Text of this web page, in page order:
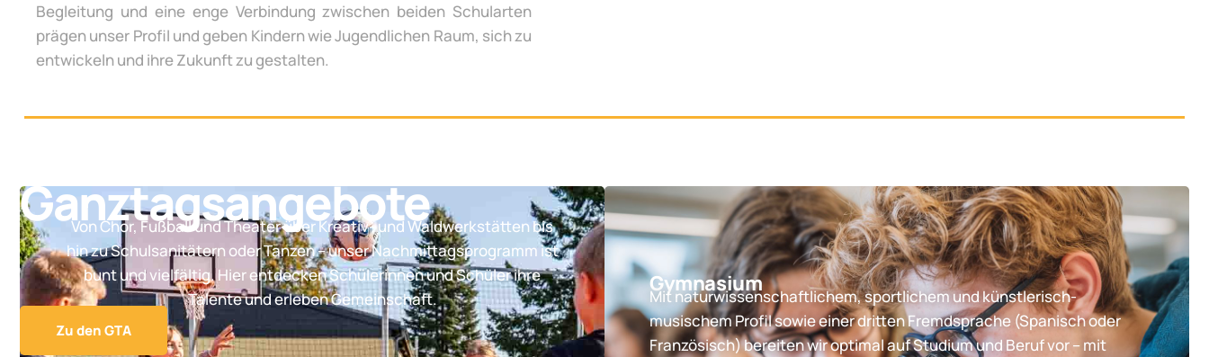
Begleitung und eine enge Verbindung zwischen beiden Schularten
prägen unser Profil und geben Kindern wie Jugendlichen Raum, sich zu
entwickeln und ihre Zukunft zu gestalten.
Ganztagsangebote
Von Chor, Fußball und Theater über Kreativ- und Waldwerkstätten bis
hin zu Schulsanitätern oder Tanzen – unser Nachmittagsprogramm ist
bunt und vielfältig. Hier entdecken Schülerinnen und Schüler ihre
Talente und erleben Gemeinschaft.
Zu den GTA
Gymnasium
Mit naturwissenschaftlichem, sportlichem und künstlerisch-
musischem Profil sowie einer dritten Fremdsprache (Spanisch oder
Französisch) bereiten wir optimal auf Studium und Beruf vor – mit